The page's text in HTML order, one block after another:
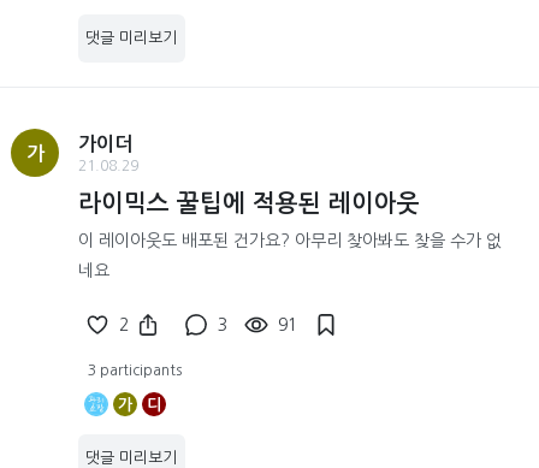
댓글 미리보기
가
가이더
21.08.29
라이믹스 꿀팁에 적용된 레이아웃
이 레이아웃도 배포된 건가요? 아무리 찾아봐도 찾을 수가 없
네요
2 3 91
3 participants
가 디
댓글 미리보기